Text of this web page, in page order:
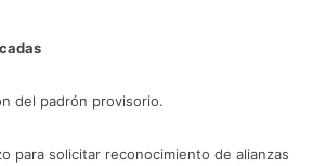
del padrón provisorio.
para solicitar reconocimiento de alianzas